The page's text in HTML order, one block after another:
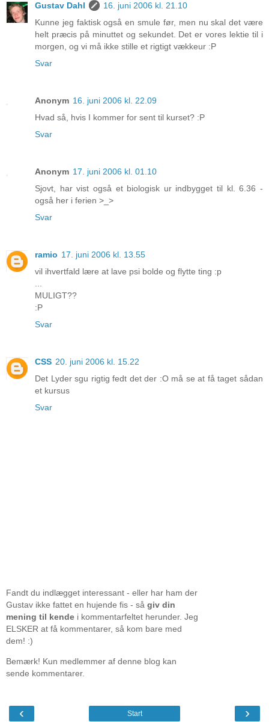
Gustav Dahl
16. juni 2006 kl. 21.10
Kunne jeg faktisk også en smule før, men nu skal det være
helt præcis på minuttet og sekundet. Det er vores lektie til i
morgen, og vi må ikke stille et rigtigt vækkeur :P
Svar
Anonym 16. juni 2006 kl. 22.09
Hvad så, hvis I kommer for sent til kurset? :P
Svar
Anonym 17. juni 2006 kl. 01.10
Sjovt, har vist også et biologisk ur indbygget til kl. 6.36 -
også her i ferien >_>
Svar
ramio 17. juni 2006 kl. 13.55
vil ihvertfald lære at lave psi bolde og flytte ting :p
MULIGT??
:P
Svar
CSS 20. juni 2006 kl. 15.22
Det Lyder sgu rigtig fedt det der :O må se at få taget sådan
et kursus
Svar
Fandt du indlægget interessant - eller har ham der
Gustav ikke fattet en hujende fis - så giv din
mening til kende i kommentarfeltet herunder. Jeg
ELSKER at få kommentarer, så kom bare med
dem! :)
Bemærk! Kun medlemmer af denne blog kan
sende kommentarer.
‹ ›
Start